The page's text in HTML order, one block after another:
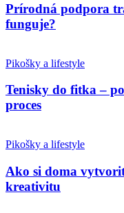
Prírodná podpora
funguje?
Pikošky a lifestyle
Tenisky do fitka –
proces
Pikošky a lifestyle
Ako si doma
kreativitu